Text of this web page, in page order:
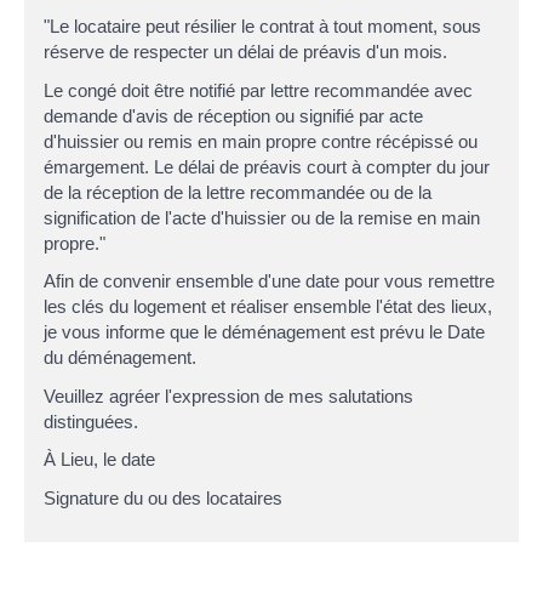
"Le locataire peut résilier le contrat à tout moment, sous
réserve de respecter un délai de préavis d'un mois.
Le congé doit être notifié par lettre recommandée avec
demande d'avis de réception ou signifié par acte
d'huissier ou remis en main propre contre récépissé ou
émargement. Le délai de préavis court à compter du jour
de la réception de la lettre recommandée ou de la
signification de l'acte d'huissier ou de la remise en main
propre."
Afin de convenir ensemble d'une date pour vous remettre
les clés du logement et réaliser ensemble l'état des lieux,
je vous informe que le déménagement est prévu le Date
du déménagement.
Veuillez agréer l'expression de mes salutations
distinguées.
À Lieu, le date
Signature du ou des locataires